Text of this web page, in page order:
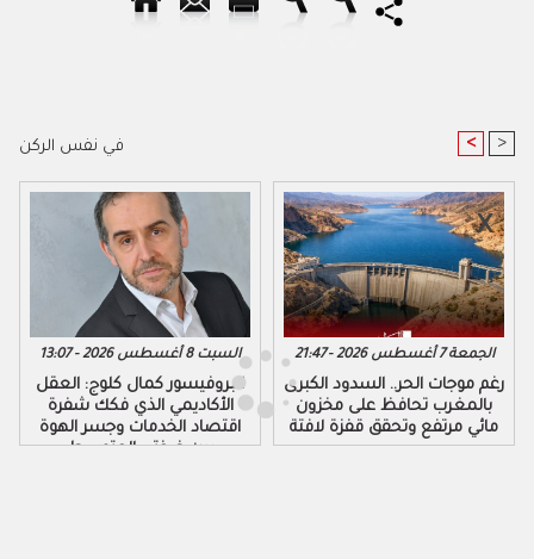
في نفس الركن < >
السبت 8 أغسطس 2026 - 13:07
البروفيسور كمال كلوج: العقل
الأكاديمي الذي فكك شفرة
اقتصاد الخدمات وجسر الهوة
بين ضفتي المتوسط
الجمعة 7 أغسطس 2026 - 21:47
رغم موجات الحر.. السدود الكبرى
بالمغرب تحافظ على مخزون
مائي مرتفع وتحقق قفزة لافتة